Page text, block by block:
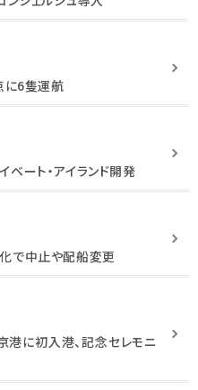
に6隻運航
ベート・アイランド開発
で中止や配船変更
港に初入港、記念セレモニ